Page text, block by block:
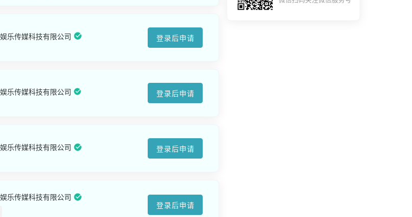
乐传媒科技有限公司 登录后申请
乐传媒科技有限公司 登录后申请
乐传媒科技有限公司 登录后申请
乐传媒科技有限公司
登录后申请